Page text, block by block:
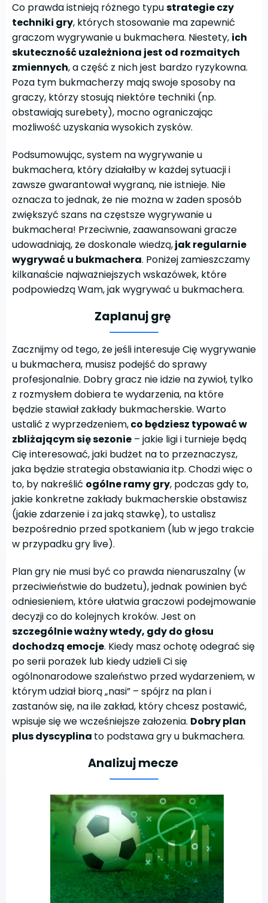
Co prawda istnieją różnego typustrategie czy
techniki gry, których stosowanie ma zapewnić
graczom wygrywanie u bukmachera. Niestety, ich
skuteczność uzależniona jest od rozmaitych
zmiennych, a część z nich jest bardzo ryzykowna.
Poza tym bukmacherzy mają swoje sposoby na
graczy, którzy stosują niektóre techniki (np.
obstawiają surebety), mocno ograniczając
możliwość uzyskania wysokich zysków.
Podsumowując, system na wygrywanie u
bukmachera, który działałby w każdej sytuacji i
zawsze gwarantował wygraną, nie istnieje. Nie
oznacza to jednak, że nie można w żaden sposób
zwiększyć szans na częstsze wygrywanie u
bukmachera! Przeciwnie, zaawansowani gracze
udowadniają, że doskonale wiedzą,jak regularnie
wygrywać u bukmachera. Poniżej zamieszczamy
kilkanaście najważniejszych wskazówek, które
podpowiedzą Wam, jak wygrywać u bukmachera.
Zaplanuj grę
Zacznijmy od tego, że jeśli interesuje Cię wygrywanie
u bukmachera, musisz podejść do sprawy
profesjonalnie. Dobry gracz nie idzie na żywioł, tylko
z rozmysłem dobiera te wydarzenia, na które
będzie stawiał zakłady bukmacherskie. Warto
ustalić z wyprzedzeniem,co będziesz typować w
zbliżającym się sezonie – jakie ligi i turnieje będą
Cię interesować, jaki budżet na to przeznaczysz,
jaka będzie strategia obstawiania itp. Chodzi więc o
to, by nakreślić ogólne ramy gry, podczas gdy to,
jakie konkretne zakłady bukmacherskie obstawisz
(jakie zdarzenie i za jaką stawkę), to ustalisz
bezpośrednio przed spotkaniem (lub w jego trakcie
w przypadku gry live).
Plan gry nie musi być co prawda nienaruszalny (w
przeciwieństwie do budżetu), jednak powinien być
odniesieniem, które ułatwia graczowi podejmowanie
decyzji co do kolejnych kroków. Jest on
szczególnie ważny wtedy, gdy do głosu
dochodzą emocje. Kiedy masz ochotę odegrać się
po serii porażek lub kiedy udzieli Ci się
ogólnonarodowe szaleństwo przed wydarzeniem, w
którym udział biorą „nasi” – spójrz na plan i
zastanów się, na ile zakład, który chcesz postawić,
wpisuje się we wcześniejsze założenia. Dobry plan
plus dyscyplina to podstawa gry u bukmachera.
Analizuj mecze